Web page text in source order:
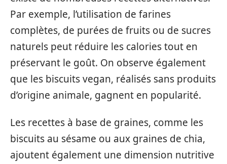
Par exemple, l’utilisation de farines
complètes, de purées de fruits ou de sucres
naturels peut réduire les calories tout en
préservant le goût. On observe également
que les biscuits vegan, réalisés sans produits
d’origine animale, gagnent en popularité.
Les recettes à base de graines, comme les
biscuits au sésame ou aux graines de chia,
ajoutent également une dimension nutritive